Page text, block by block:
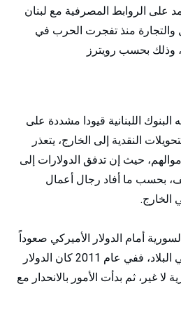
على الروابط المصرفية مع لبنان
والتجارة منذ تفجرت الحرب في
اللبنانية قيودا مشددة على
النقدية إلى الخارج، يتعذر
حيث إن تدفق الدولارات إلى
بحسب ما أفاد رجال أعمال
أمام الدولار الأميركي صعوداً
وهبوطاً منذ بداية الحرب في البلاد، ففي عام 2011 كان الدولار
48 ليرة سورية لا غير، ثم بدأت الأمور بالانحدار مع